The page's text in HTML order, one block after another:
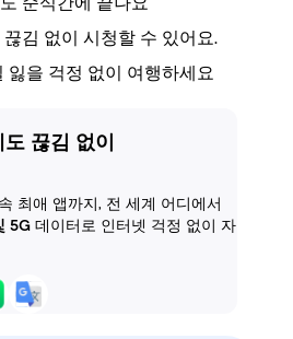
김 없이 시청할 수 있어요.
잃을 걱정 없이 여행하세요
끊김 없이
최애 앱까지, 전 세계 어디에서
5G 데이터로 인터넷 걱정 없이 자